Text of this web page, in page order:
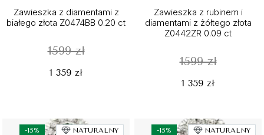
Zawieszka z diamentami z
białego złota Z0474BB 0.20 ct
1599 zł
1 359 zł
Zawieszka z rubinem i
diamentami z żółtego złota
Z0442ZR 0.09 ct
1599 zł
1 359 zł
-15% NATURALNY -15% NATURALNY